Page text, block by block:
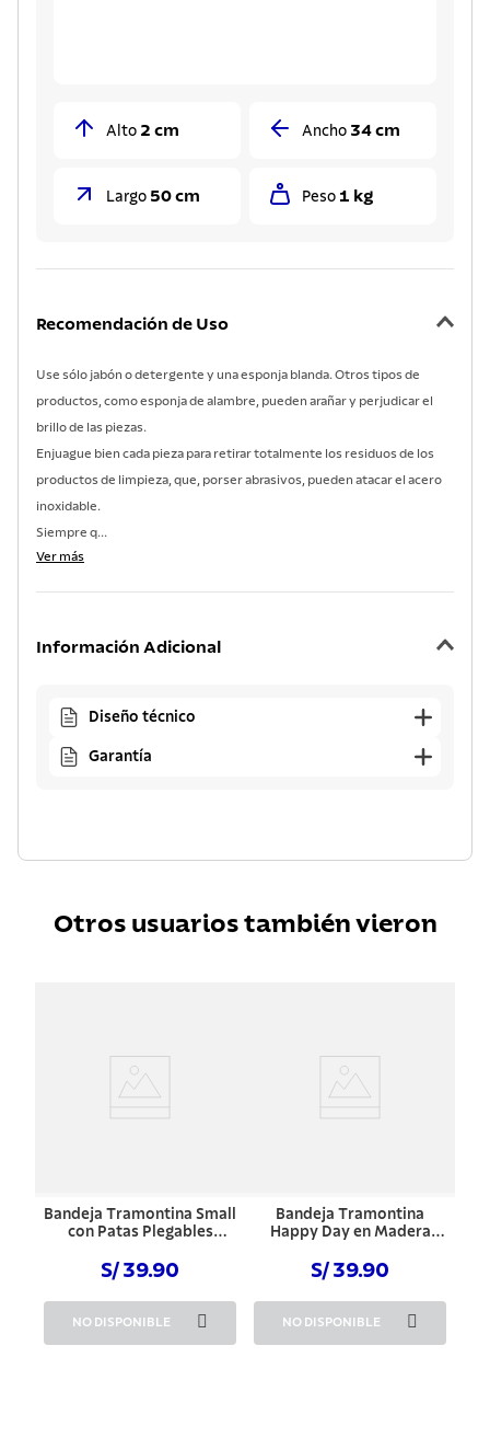
Alto 2 cm Ancho 34 cm
Largo 50 cm Peso 1 kg
Recomendación de Uso
Use sólo jabón o detergente y una esponja blanda. Otros tipos de
productos, como esponja de alambre, pueden arañar y perjudicar el
brillo de las piezas.
Enjuague bien cada pieza para retirar totalmente los residuos de los
productos de limpieza, que, porser abrasivos, pueden atacar el acero
inoxidable.
Siempre q...
Ver más
Información Adicional
Diseño técnico
Garantía
Otros usuarios también vieron
Bandeja Tramontina Small
con Patas Plegables
Maciza y Cantoneras en
Polipropileno Negro
S/ 39.90
NO DISPONIBLE
Bandeja Tramontina
Happy Day en Madera
Polipropileno Negro y
Patas Plegables
S/ 39.90
NO DISPONIBLE